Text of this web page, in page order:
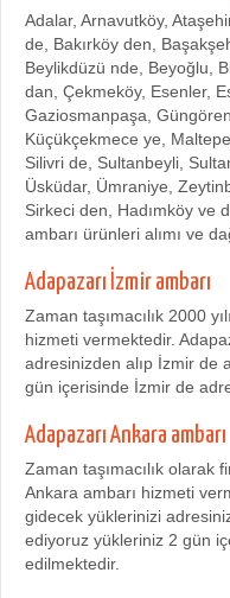
Adalar, Arnavutköy,
de, Bakırköy den,
Beylikdüzü nde, Beyoğlu,
dan, Çekmeköy, Esenler,
Gaziosmanpaşa,
Küçükçekmece ye,
Silivri de, Sultanbeyli,
Üsküdar, Ümraniye,
Sirkeci den, Hadımköy ve
ambarı ürünleri alımı ve
Adapazarı İzmir ambarı
Zaman taşımacılık 2000
hizmeti vermektedir.
adresinizden alıp İzmir de
gün içerisinde İzmir de
Adapazarı Ankara ambarı
Zaman taşımacılık olarak
Ankara ambarı hizmeti
gidecek yüklerinizi
ediyoruz yükleriniz 2 gün
edilmektedir.